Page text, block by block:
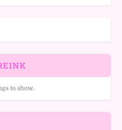
to show.